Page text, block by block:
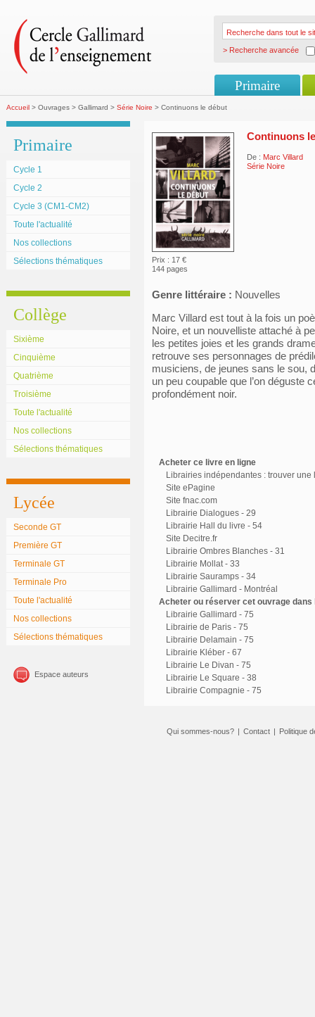
> Recherche avancée
Primaire
Accueil > Ouvrages > Gallimard > Série Noire > Continuons le début
Primaire
Cycle 1
Cycle 2
Cycle 3 (CM1-CM2)
Toute l'actualité
Nos collections
Sélections thématiques
Collège
Sixième
Cinquième
Quatrième
Troisième
Toute l'actualité
Nos collections
Sélections thématiques
Lycée
Seconde GT
Première GT
Terminale GT
Terminale Pro
Toute l'actualité
Nos collections
Sélections thématiques
Espace auteurs
Prix : 17 €
144 pages
Continuons
De : Marc Villard
Série Noire
Genre littéraire : Nouvelles
Marc Villard est tout à la fois un
Noire, et un nouvelliste attaché à
les petites joies et les grands
retrouve ses personnages de
musiciens, de jeunes sans le sou,
un peu coupable que l’on déguste
profondément noir.
Acheter ce livre en ligne
Librairies indépendantes : trouver une
Site ePagine
Site fnac.com
Librairie Dialogues - 29
Librairie Hall du livre - 54
Site Decitre.fr
Librairie Ombres Blanches - 31
Librairie Mollat - 33
Librairie Sauramps - 34
Librairie Gallimard - Montréal
Acheter ou réserver cet ouvrage
Librairie Gallimard - 75
Librairie de Paris - 75
Librairie Delamain - 75
Librairie Kléber - 67
Librairie Le Divan - 75
Librairie Le Square - 38
Librairie Compagnie - 75
Qui sommes-nous? | Contact | Politique